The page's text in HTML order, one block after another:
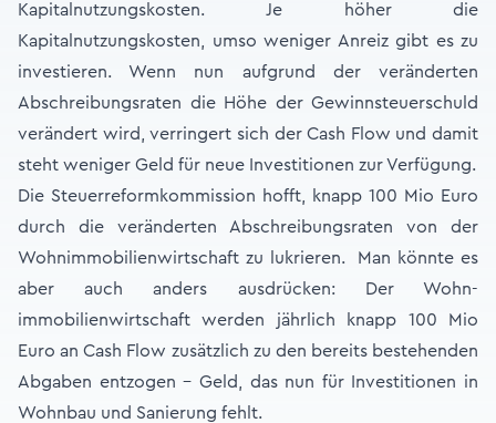
Kapitalnutzungskosten. Je höher die
Kapitalnutzungskosten, umso weniger Anreiz gibt es zu
investieren. Wenn nun aufgrund der veränderten
Abschreibungsraten die Höhe der Gewinnsteuerschuld
verändert wird, verringert sich der Cash Flow und damit
steht weniger Geld für neue Investitionen zur Verfügung.
Die Steuerreformkommission hofft, knapp 100 Mio Euro
durch die veränderten Abschreibungsraten von der
Wohnimmobilienwirtschaft zu lukrieren. Man könnte es
aber auch anders ausdrücken: Der Wohn-
immobilienwirtschaft werden jährlich knapp 100 Mio
Euro an Cash Flow zusätzlich zu den bereits bestehenden
Abgaben entzogen - Geld, das nun für Investitionen in
Wohnbau und Sanierung fehlt.